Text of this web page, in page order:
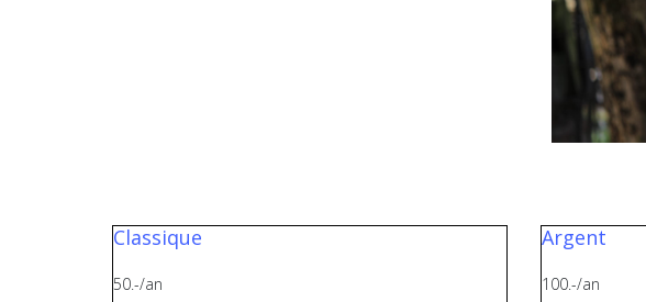
Classique
50.-/an
Argent
100.-/an